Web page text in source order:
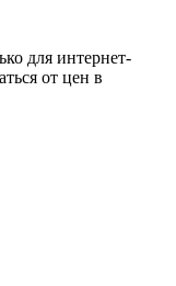
для интернет-
от цен в